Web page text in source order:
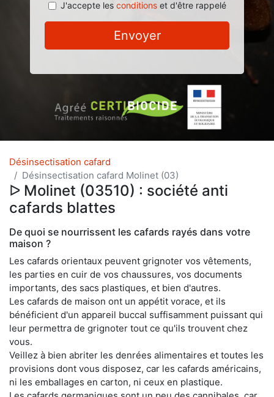
J'accepte les conditionset d'être rappelé
Envoyer
Désinsectisation cafard
Désinsectisation cafard Molinet (03)
ᐅ Molinet (03510) : société anti
cafards blattes
De quoi se nourrissent les cafards rayés dans votre
maison ?
Les cafards orientaux peuvent grignoter vos vêtements,
les parties en cuir de vos chaussures, vos documents
importants, des sacs plastiques, et bien d'autres.
Les cafards de maison ont un appétit vorace, et ils
bénéficient d'un appareil buccal suffisamment puissant qui
leur permettra de grignoter tout ce qu'ils trouvent chez
vous.
Veillez à bien abriter les denrées alimentaires et toutes les
provisions dont vous disposez, car les cafards américains,
ni les emballages en carton, ni ceux en plastique.